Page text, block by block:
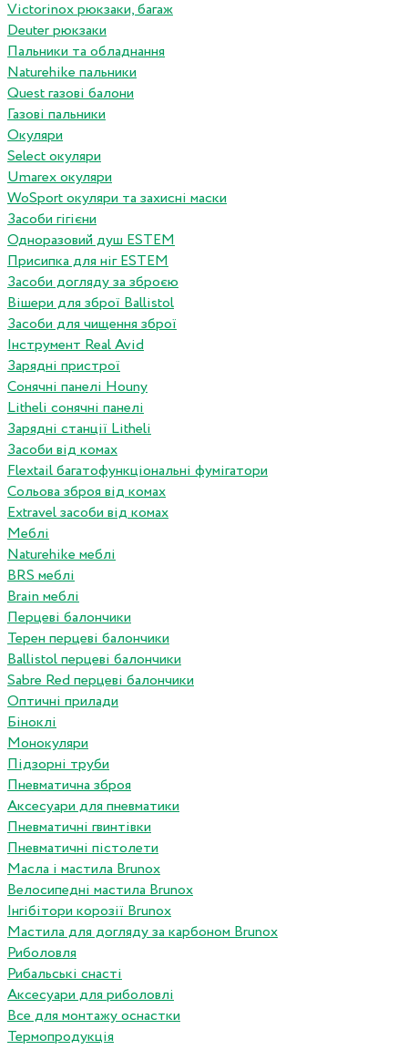
Victorinox рюкзаки, багаж
Deuter рюкзаки
Пальники та обладнання
Naturehike пальники
Quest газові балони
Газові пальники
Окуляри
Select окуляри
Umarex окуляри
WoSport окуляри та захисні маски
Засоби гігієни
Одноразовий душ ESTEM
Присипка для ніг ESTEM
Засоби догляду за зброєю
Вішери для зброї Ballistol
Засоби для чищення зброї
Інструмент Real Avid
Зарядні пристрої
Сонячні панелі Houny
Litheli сонячні панелі
Зарядні станції Litheli
Засоби від комах
Flextail багатофункціональні фумігатори
Сольова зброя від комах
Extravel засоби від комах
Меблі
Naturehike меблі
BRS меблі
Brain меблі
Перцеві балончики
Терен перцеві балончики
Ballistol перцеві балончики
Sabre Red перцеві балончики
Оптичні прилади
Біноклі
Монокуляри
Підзорні труби
Пневматична зброя
Аксесуари для пневматики
Пневматичні гвинтівки
Пневматичні пістолети
Масла і мастила Brunox
Велосипедні мастила Brunox
Інгібітори корозії Brunox
Мастила для догляду за карбоном Brunox
Риболовля
Рибальські снасті
Аксесуари для риболовлі
Все для монтажу оснастки
Термопродукція